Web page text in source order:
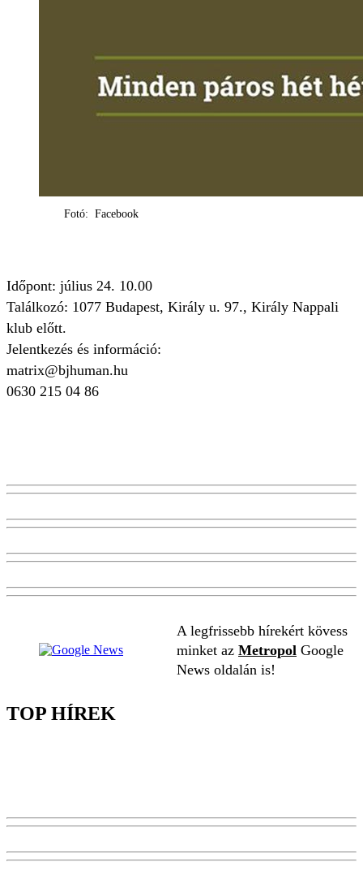
Fotó: Facebook
Időpont: július 24. 10.00
Találkozó: 1077 Budapest, Király u. 97., Király Nappali
klub előtt.
Jelentkezés és információ:
matrix@bjhuman.hu
0630 215 04 86
A legfrissebb hírekért kövess
minket az Metropol Google
News oldalán is!
TOP HÍREK